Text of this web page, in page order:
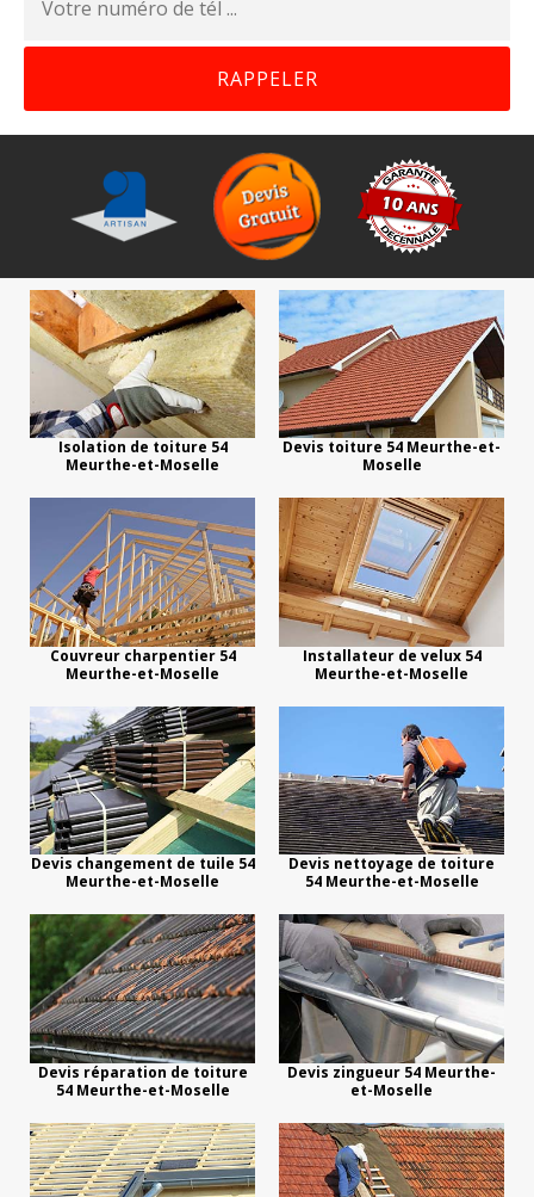
Isolation de toiture 54
Meurthe-et-Moselle
Devis toiture 54 Meurthe-et-
Moselle
Couvreur charpentier 54
Meurthe-et-Moselle
Installateur de velux 54
Meurthe-et-Moselle
Devis changement de tuile 54
Meurthe-et-Moselle
Devis nettoyage de toiture
54 Meurthe-et-Moselle
Devis réparation de toiture
54 Meurthe-et-Moselle
Devis zingueur 54 Meurthe-
et-Moselle